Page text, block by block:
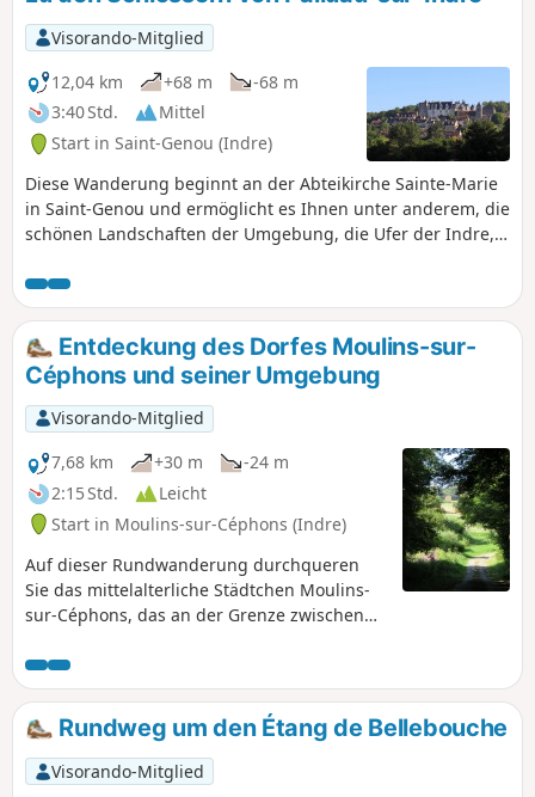
Visorando-Mitglied
12,04 km
+68 m
-68 m
3:40 Std.
Mittel
Start in Saint-Genou (Indre)
Diese Wanderung beginnt an der Abteikirche Sainte-Marie
in Saint-Genou und ermöglicht es Ihnen unter anderem, die
schönen Landschaften der Umgebung, die Ufer der Indre,
Palluau-sur-Indre, die alten Keller, in denen heute
Fledermäuse leben, sowie das kleine (private) Schloss von
La Joubardière.
Entdeckung des Dorfes Moulins-sur-
Céphons und seiner Umgebung
Visorando-Mitglied
7,68 km
+30 m
-24 m
2:15 Std.
Leicht
Start in Moulins-sur-Céphons (Indre)
Auf dieser Rundwanderung durchqueren
Sie das mittelalterliche Städtchen Moulins-
sur-Céphons, das an der Grenze zwischen
Berrichonne liegt, und erkunden dessen
Umgebung.
Rundweg um den Étang de Bellebouche
Visorando-Mitglied